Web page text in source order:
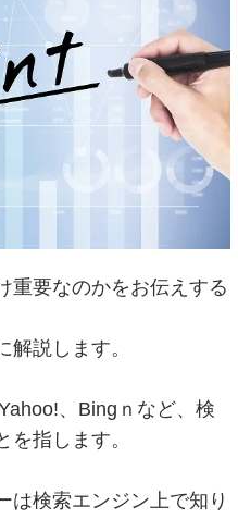
重要なのかをお伝えする
説します。
、Bingｎなど、検
指します。
は検索エンジン上で知り